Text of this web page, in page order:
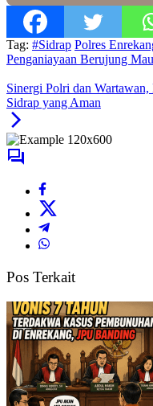
Tag: #Sidrap Polres
Penganiayaan Berujung
Sinergi Polri dan
Sidrap yang Aman
Pos Terkait